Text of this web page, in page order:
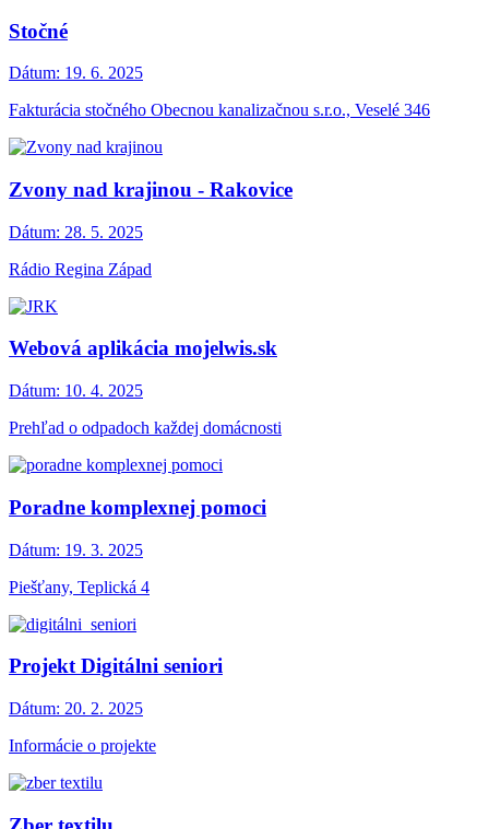
Stočné
Dátum: 19. 6. 2025
Fakturácia stočného Obecnou kanalizačnou s.r.o., Veselé 346
Zvony nad krajinou - Rakovice
Dátum: 28. 5. 2025
Rádio Regina Západ
Webová aplikácia mojelwis.sk
Dátum: 10. 4. 2025
Prehľad o odpadoch každej domácnosti
Poradne komplexnej pomoci
Dátum: 19. 3. 2025
Piešťany, Teplická 4
Projekt Digitálni seniori
Dátum: 20. 2. 2025
Informácie o projekte